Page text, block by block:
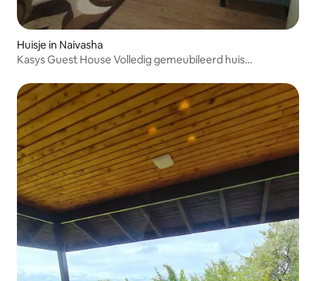
Huisje in Naivasha
Kasys Guest House Volledig gemeubileerd huis